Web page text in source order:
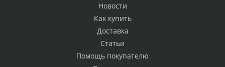
Новости
Как купить
Доставка
Статьи
Помощь покупателю